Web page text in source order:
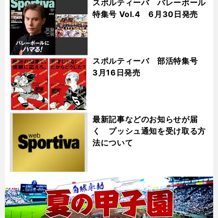
スポルティーバ バレーボール
特集号 Vol.4 6月30日発売
スポルティーバ 部活特集号
3月16日発売
最新記事などのお知らせが届
く プッシュ通知を受け取る方
法について